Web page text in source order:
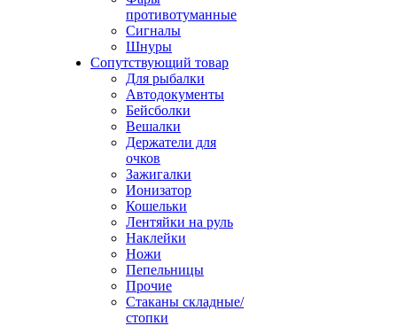
противотуманные
Сигналы
Шнуры
Сопутствующий товар
Для рыбалки
Автодокументы
Бейсболки
Вешалки
Держатели для
очков
Зажигалки
Ионизатор
Кошельки
Лентяйки на руль
Наклейки
Ножи
Пепельницы
Прочие
Стаканы складные/
стопки